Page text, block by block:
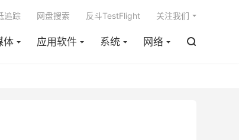
体 应用软件 系统 网络 
追踪 网盘搜索 反斗TestFlight 关注我们